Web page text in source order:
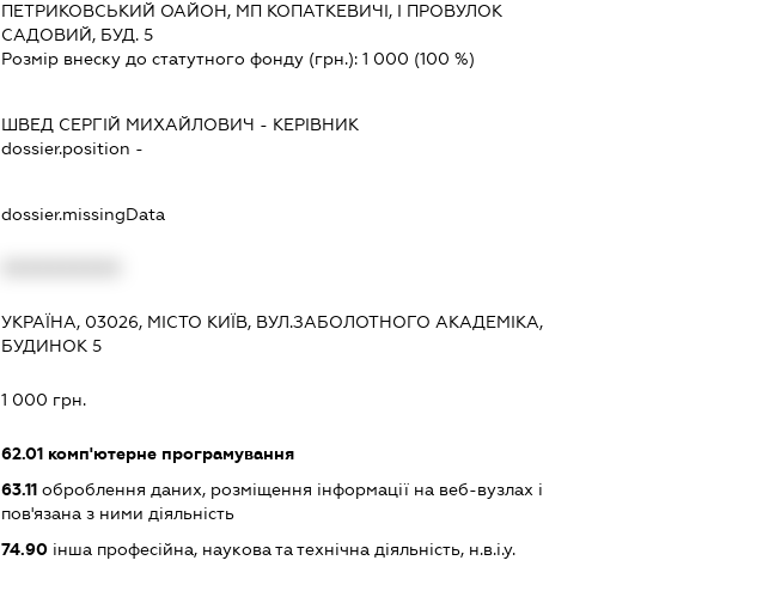
ПЕТРИКОВСЬКИЙ ОАЙОН, МП КОПАТКЕВИЧІ, I ПРОВУЛОК
САДОВИЙ, БУД. 5
Розмір внеску до статутного фонду (грн.):1 000 (100 %)
ШВЕД СЕРГІЙ МИХАЙЛОВИЧ - КЕРІВНИК
dossier.position -
dossier.missingData
УКРАЇНА, 03026, МІСТО КИЇВ, ВУЛ.ЗАБОЛОТНОГО АКАДЕМІКА,
БУДИНОК 5
1 000 грн.
62.01 комп'ютерне програмування
63.11 оброблення даних, розміщення інформації на веб-вузлах і
пов'язана з ними діяльність
74.90 інша професійна, наукова та технічна діяльність, н.в.і.у.